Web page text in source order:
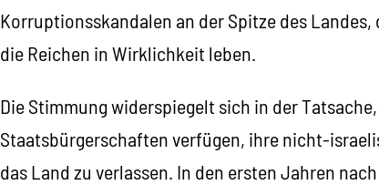
Korruptionsskandalen an der Spitze des
die Reichen in Wirklichkeit leben.
Die Stimmung widerspiegelt sich in der
Staatsbürgerschaften verfügen, ihre nicht-
das Land zu verlassen. In den ersten Jahren